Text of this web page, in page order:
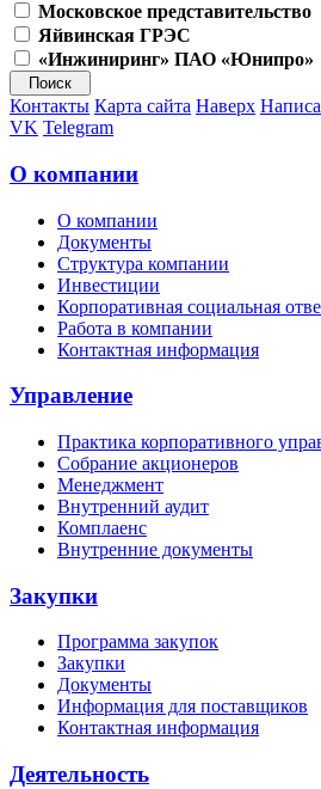
Московское представительство
Яйвинская ГРЭС
«Инжиниринг» ПАО «Юнипро»
Контакты Карта сайта Наверх
VK Telegram
О компании
О компании
Документы
Структура компании
Инвестиции
Корпоративная социальная
Работа в компании
Контактная информация
Управление
Практика корпоративного
Собрание акционеров
Менеджмент
Внутренний аудит
Комплаенс
Внутренние документы
Закупки
Программа закупок
Закупки
Документы
Информация для поставщиков
Контактная информация
Деятельность